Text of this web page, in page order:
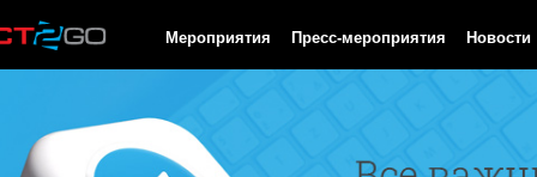
Мероприятия Пресс-мероприятия Новости